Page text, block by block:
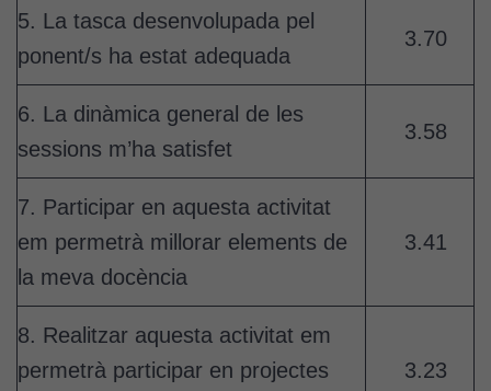
5. La tasca desenvolupada pel
ponent/s ha estat adequada
3.70
6. La dinàmica general de les
sessions m’ha satisfet
3.58
7. Participar en aquesta activitat
em permetrà millorar elements de
la meva docència
3.41
8. Realitzar aquesta activitat em
permetrà participar en projectes
3.23